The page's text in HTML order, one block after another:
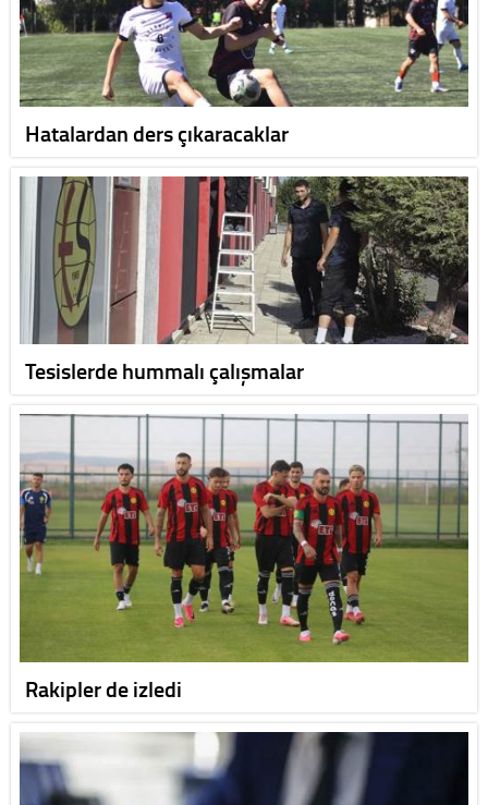
Hatalardan ders çıkaracaklar
Tesislerde hummalı çalışmalar
Rakipler de izledi